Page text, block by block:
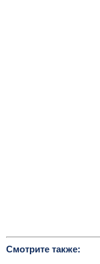
Смотрите также: